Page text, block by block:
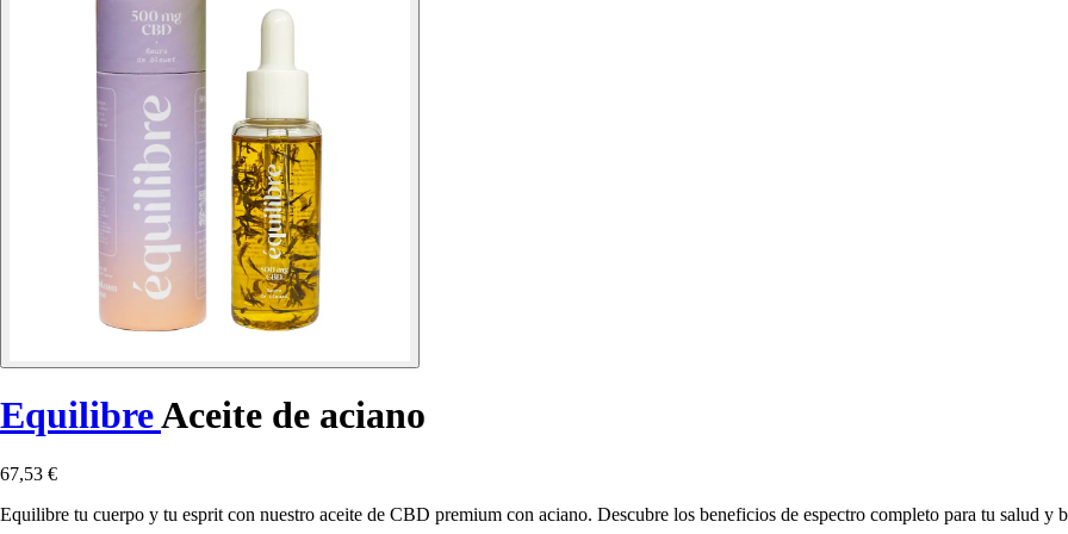
EquilibreAceite de aciano
67,53 €
Equilibre tu cuerpo y tu esprit con nuestro aceite de CBD premium con aciano. Descubre los beneficios de espectro completo para tu salud y